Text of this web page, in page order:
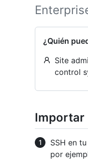
¿Quién
Site
control
Importar
SSH en
por